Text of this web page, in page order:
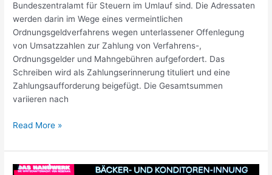
Bundeszentralamt für Steuern im Umlauf sind. Die Adressaten
werden darin im Wege eines vermeintlichen
Ordnungsgeldverfahrens wegen unterlassener Offenlegung
von Umsatzzahlen zur Zahlung von Verfahrens-,
Ordnungsgelder und Mahngebühren aufgefordert. Das
Schreiben wird als Zahlungserinnerung tituliert und eine
Zahlungsaufforderung beigefügt. Die Gesamtsummen
variieren nach
Read More »
Lossprechung